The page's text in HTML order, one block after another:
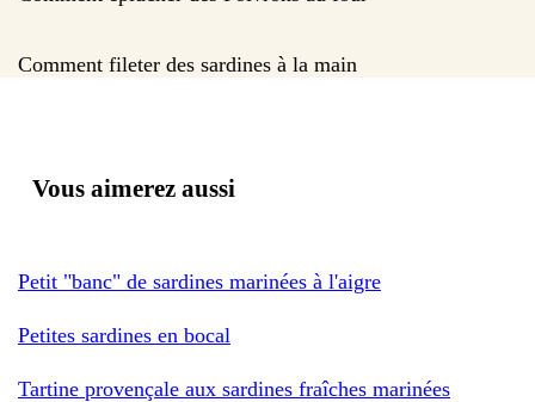
Comment fileter des sardines à la main
Vous aimerez aussi
Petit "banc" de sardines marinées à l'aigre
Petites sardines en bocal
Tartine provençale aux sardines fraîches marinées